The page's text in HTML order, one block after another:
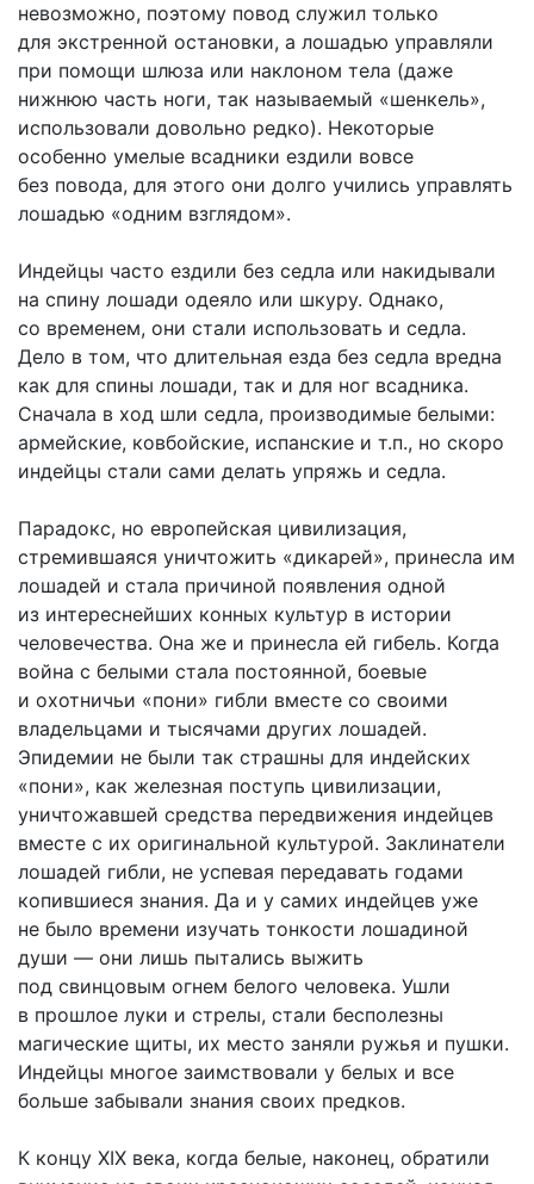
невозможно, поэтому повод служил только
для экстренной остановки, а лошадью управляли
при помощи шлюза или наклоном тела (даже
нижнюю часть ноги, так называемый «шенкель»,
использовали довольно редко). Некоторые
особенно умелые всадники ездили вовсе
без повода, для этого они долго учились управлять
лошадью «одним взглядом».
Индейцы часто ездили без седла или накидывали
на спину лошади одеяло или шкуру. Однако,
со временем, они стали использовать и седла.
Дело в том, что длительная езда без седла вредна
как для спины лошади, так и для ног всадника.
Сначала в ход шли седла, производимые белыми:
армейские, ковбойские, испанские и т.п., но скоро
индейцы стали сами делать упряжь и седла.
Парадокс, но европейская цивилизация,
стремившаяся уничтожить «дикарей», принесла им
лошадей и стала причиной появления одной
из интереснейших конных культур в истории
человечества. Она же и принесла ей гибель. Когда
война с белыми стала постоянной, боевые
и охотничьи «пони» гибли вместе со своими
владельцами и тысячами других лошадей.
Эпидемии не были так страшны для индейских
«пони», как железная поступь цивилизации,
уничтожавшей средства передвижения индейцев
вместе с их оригинальной культурой. Заклинатели
лошадей гибли, не успевая передавать годами
копившиеся знания. Да и у самих индейцев уже
не было времени изучать тонкости лошадиной
души — они лишь пытались выжить
под свинцовым огнем белого человека. Ушли
в прошлое луки и стрелы, стали бесполезны
магические щиты, их место заняли ружья и пушки.
Индейцы многое заимствовали у белых и все
больше забывали знания своих предков.
К концу XIX века, когда белые, наконец, обратили